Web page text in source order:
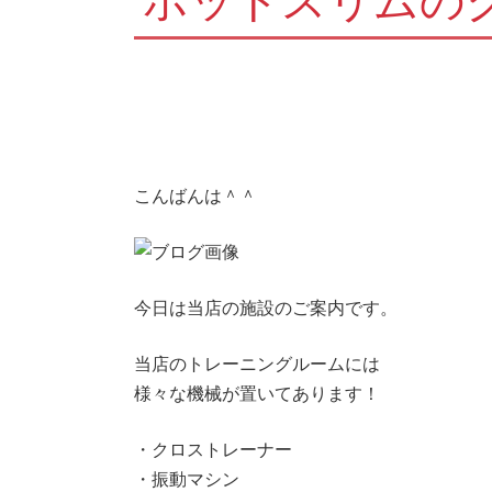
こんばんは＾＾
今日は当店の施設のご案内です。
当店のトレーニングルームには
様々な機械が置いてあります！
・クロストレーナー
・振動マシン